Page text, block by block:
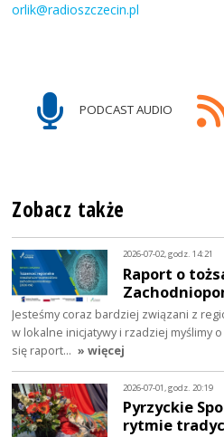
orlik@radioszczecin.pl
PODCAST AUDIO
Zobacz także
2026-07-02, godz. 14:21
Raport o
Jesteśmy coraz bardziej związani z
w lokalne inicjatywy i rzadziej myślimy
się raport… » więcej
2026-07-01, godz. 20:19
Pyrzyckie
rytmie